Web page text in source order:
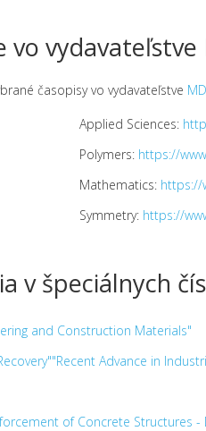
vo vydavateľstve
časopisy vo vydavateľstve
Applied Sciences:
Polymers: https://
Mathematics: https://
Symmetry: https://
v špeciálnych
and Construction Materials"
Advance in
of Concrete Structures -